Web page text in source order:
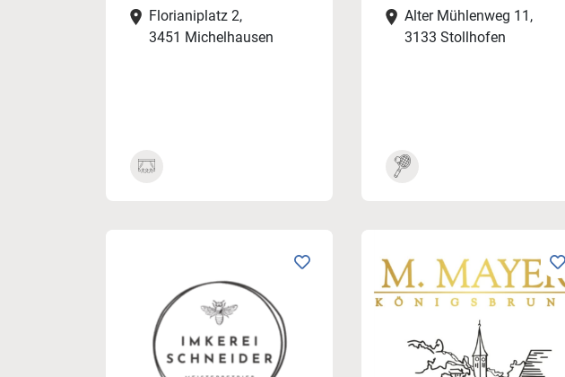
Florianiplatz 2,
3451 Michelhausen
Alter Mühlenweg 11,
3133 Stollhofen